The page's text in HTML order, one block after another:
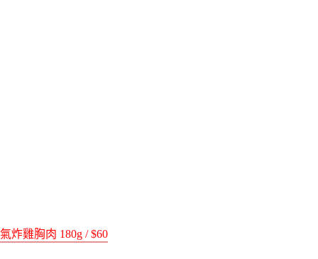
氣炸雞胸肉 180g / $60